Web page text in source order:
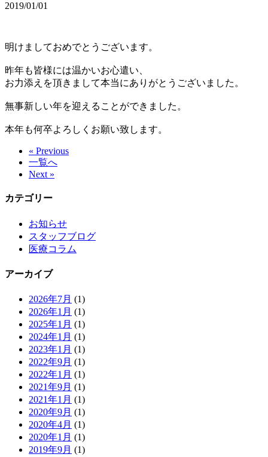
2019/01/01
明けましておめでとうございます。
昨年も皆様には温かいお心遣い、
お力添えを頂きまして本当にありがとうございました。
無事新しい年を迎えることができました。
本年も何卒よろしくお願い致します。
« Previous
一覧へ
Next »
カテゴリー
お知らせ
スタッフブログ
医療コラム
アーカイブ
2026年7月 (1)
2026年1月 (1)
2025年1月 (1)
2024年1月 (1)
2023年1月 (1)
2022年9月 (1)
2022年1月 (1)
2021年9月 (1)
2021年1月 (1)
2020年9月 (1)
2020年4月 (1)
2020年1月 (1)
2019年9月 (1)